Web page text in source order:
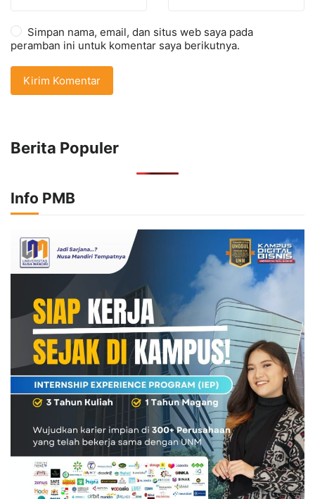
Simpan nama, email, dan situs web saya pada
peramban ini untuk komentar saya berikutnya.
Berita Populer
Info PMB